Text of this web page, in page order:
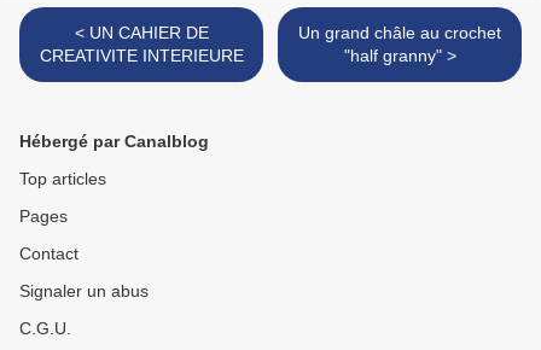
< UN CAHIER DE
CREATIVITE INTERIEURE
Un grand châle au crochet
"half granny" >
Hébergé par Canalblog
Top articles
Pages
Contact
Signaler un abus
C.G.U.